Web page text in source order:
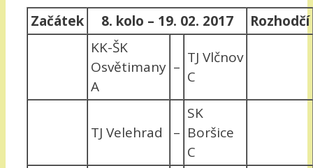
Začátek 8. kolo – 19. 02. 2017
Rozhodčí
KK-ŠK
Osvětimany
A
–
TJ Vlčnov
C
TJ Velehrad –
SK
Boršice
C